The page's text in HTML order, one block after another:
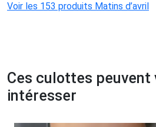
Voir les 153 produits Matins d’avril
Ces culottes peuvent
intéresser